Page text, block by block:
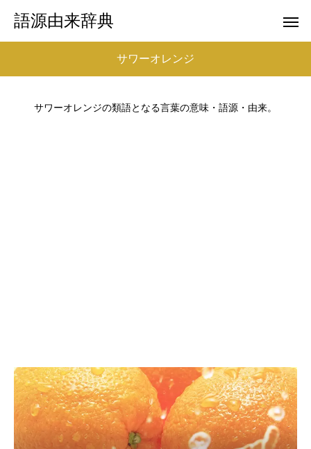
語源由来辞典
サワーオレンジ
サワーオレンジの類語となる言葉の意味・語源・由来。